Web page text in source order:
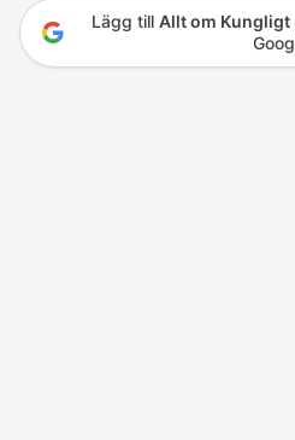
Lägg till Allt om Kungligt